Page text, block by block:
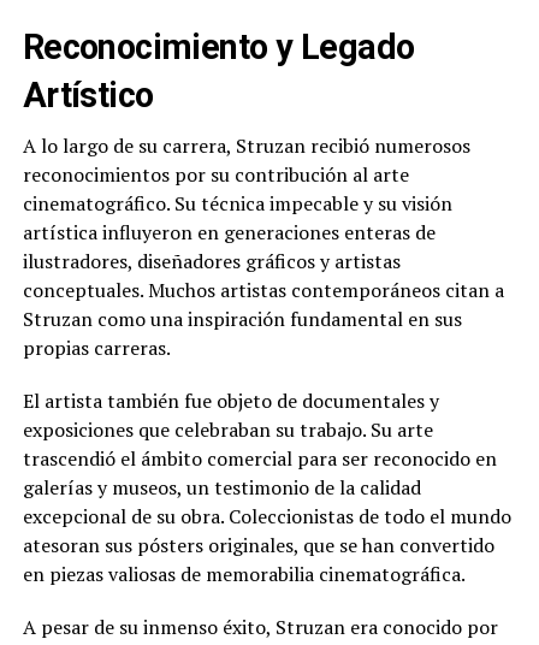
Reconocimiento y Legado
Artístico
A lo largo de su carrera, Struzan recibió numerosos
reconocimientos por su contribución al arte
cinematográfico. Su técnica impecable y su visión
artística influyeron en generaciones enteras de
ilustradores, diseñadores gráficos y artistas
conceptuales. Muchos artistas contemporáneos citan a
Struzan como una inspiración fundamental en sus
propias carreras.
El artista también fue objeto de documentales y
exposiciones que celebraban su trabajo. Su arte
trascendió el ámbito comercial para ser reconocido en
galerías y museos, un testimonio de la calidad
excepcional de su obra. Coleccionistas de todo el mundo
atesoran sus pósters originales, que se han convertido
en piezas valiosas de memorabilia cinematográfica.
A pesar de su inmenso éxito, Struzan era conocido por